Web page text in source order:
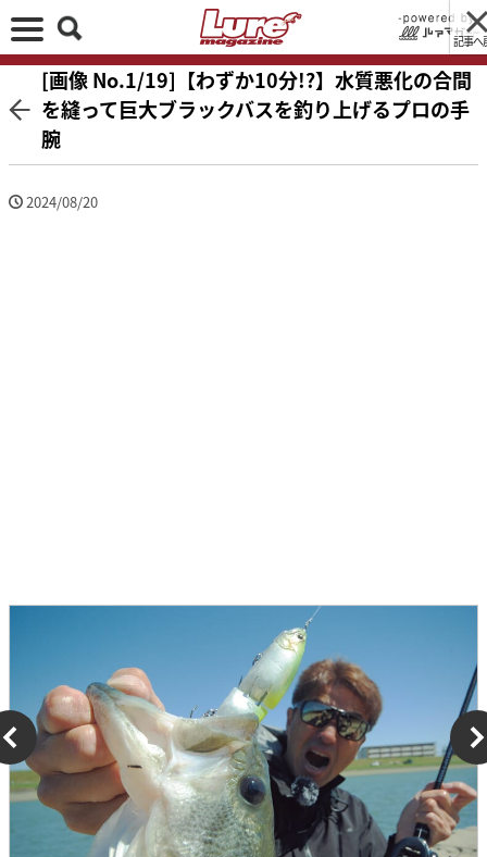
記事へ
[画像 No.1/19]【わずか10分!?】水質悪化の合間
を縫って巨大ブラックバスを釣り上げるプロの手
腕
2024/08/20